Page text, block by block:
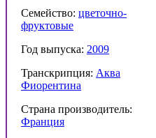
Семейство: цветочно-
фруктовые
Год выпуска: 2009
Транскрипция: Аква
Фиорентина
Страна производитель:
Франция